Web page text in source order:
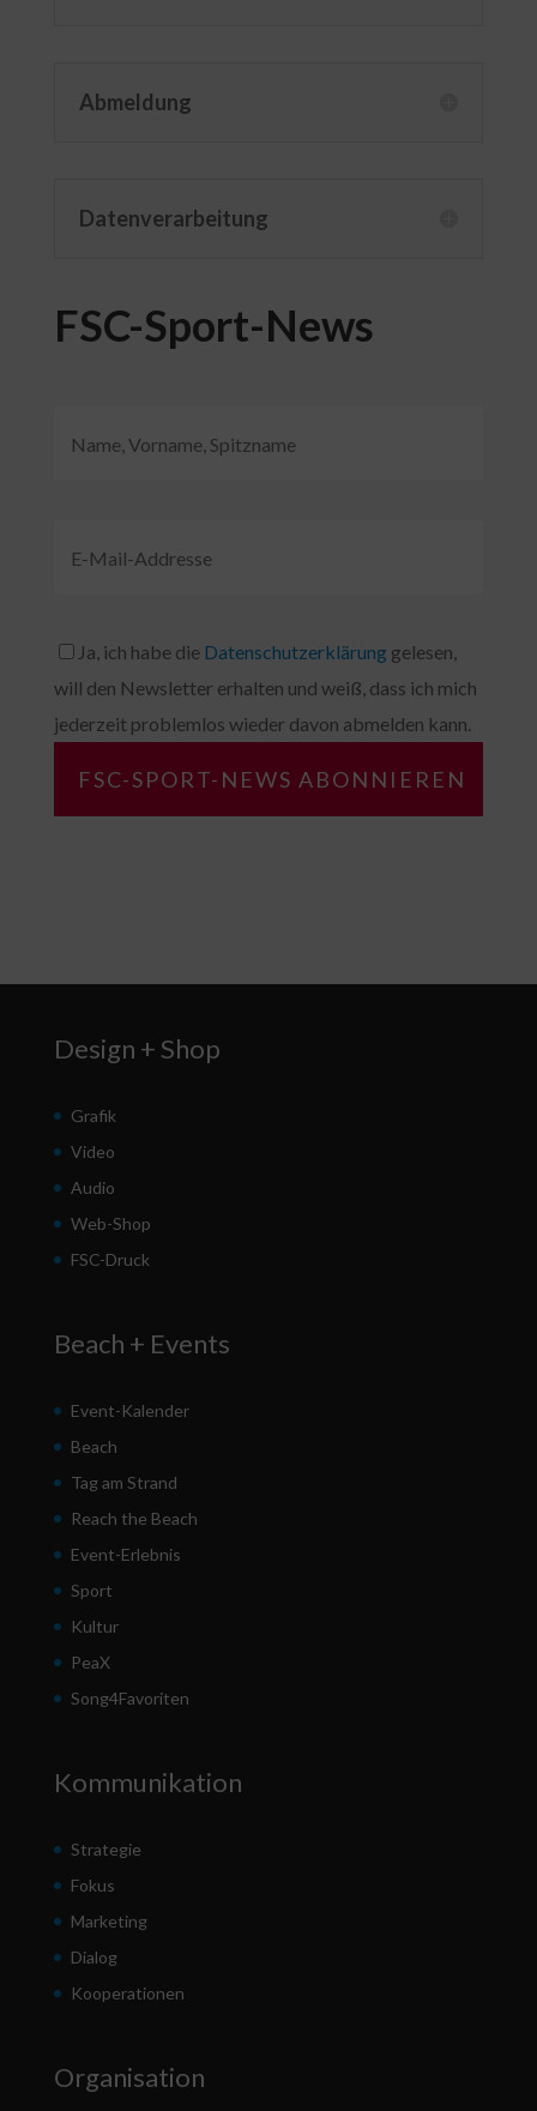
Abmeldung
Datenverarbeitung
FSC-Sport-News
Ja, ich habe die Datenschutzerklärung gelesen,
will den Newsletter erhalten und weiß, dass ich mich
jederzeit problemlos wieder davon abmelden kann.
Design + Shop
Grafik
Video
Audio
Web-Shop
FSC-Druck
Beach + Events
Event-Kalender
Beach
Tag am Strand
Reach the Beach
Event-Erlebnis
Sport
Kultur
PeaX
Song4Favoriten
Kommunikation
Strategie
Fokus
Marketing
Dialog
Kooperationen
Organisation